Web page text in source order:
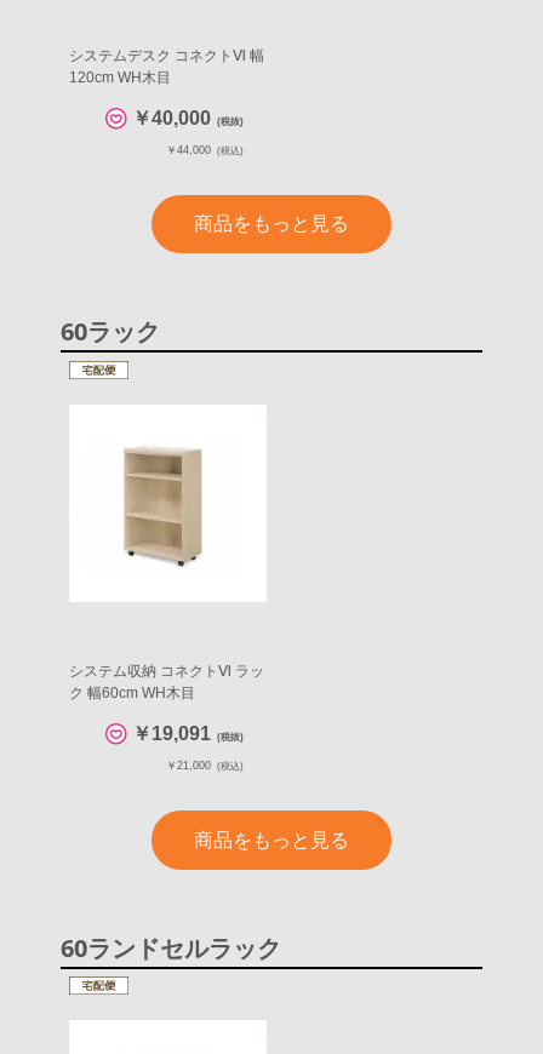
システムデスク コネクトⅥ 幅
120cm WH木目
￥40,000 (税抜)
￥44,000 (税込)
商品をもっと見る
60ラック
システム収納 コネクトⅥ ラッ
ク 幅60cm WH木目
￥19,091 (税抜)
￥21,000 (税込)
商品をもっと見る
60ランドセルラック